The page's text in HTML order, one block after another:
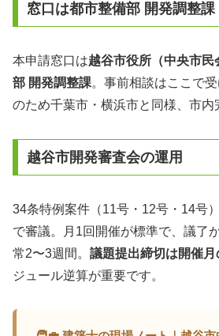
窓口は都市整備部 開発調整課
本申請窓口は越谷市役所（中央市
部 開発調整課。事前相談はここで
のため千葉市・横浜市と同様、市内
越谷市開発審査会の運用
34条特例案件（11号・12号・14号
で審議。月1回開催が標準で、議了
常2〜3週間。 議題提出締切は開催月
ジュール逆算が重要です。